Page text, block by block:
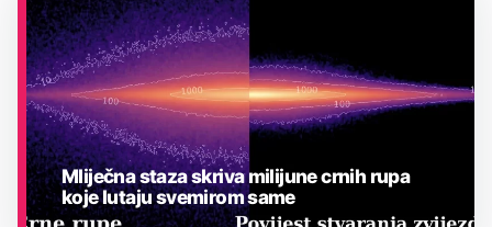
Mliječna staza skriva milijune crnih rupa
koje lutaju svemirom same